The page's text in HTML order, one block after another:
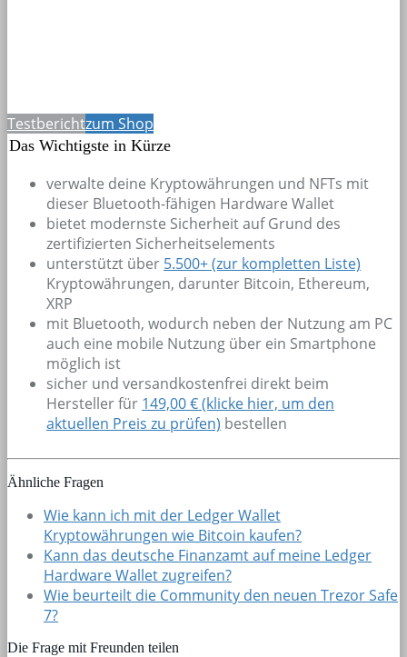
Testberichtzum Shop
Das Wichtigste in Kürze
verwalte deine Kryptowährungen und NFTs mit
dieser Bluetooth-fähigen Hardware Wallet
bietet modernste Sicherheit auf Grund des
zertifizierten Sicherheitselements
unterstützt über 5.500+(zur kompletten Liste)
Kryptowährungen, darunter Bitcoin, Ethereum,
XRP
mit Bluetooth, wodurch neben der Nutzung am PC
auch eine mobile Nutzung über ein Smartphone
möglich ist
sicher und versandkostenfrei direkt beim
Hersteller für 149,00 € (klicke hier, um den
aktuellen Preis zu prüfen) bestellen
Ähnliche Fragen
Wie kann ich mit der Ledger Wallet
Kryptowährungen wie Bitcoin kaufen?
Kann das deutsche Finanzamt auf meine Ledger
Hardware Wallet zugreifen?
Wie beurteilt die Community den neuen Trezor Safe
7?
Die Frage mit Freunden teilen